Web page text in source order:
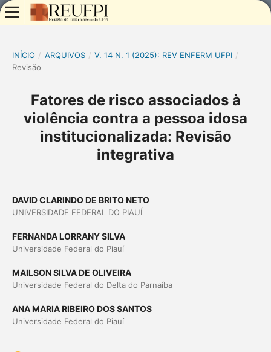
INÍCIO / ARQUIVOS / V. 14 N. 1 (2025): REV ENFERM UFPI /
Revisão
Fatores de risco associados à
violência contra a pessoa idosa
institucionalizada: Revisão
integrativa
DAVID CLARINDO DE BRITO NETO
UNIVERSIDADE FEDERAL DO PIAUÍ
FERNANDA LORRANY SILVA
Universidade Federal do Piauí
MAILSON SILVA DE OLIVEIRA
Universidade Federal do Delta do Parnaíba
ANA MARIA RIBEIRO DOS SANTOS
Universidade Federal do Piauí